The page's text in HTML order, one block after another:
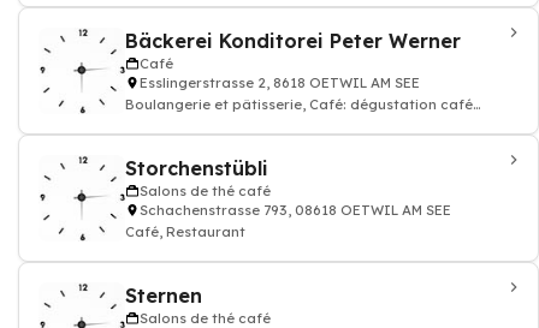
Bäckerei Konditorei Peter Werner
Café
Esslingerstrasse 2, 8618 OETWIL AM SEE
Boulangerie et pâtisserie, Café: dégustation café
Storchenstübli
Salons de thé café
Schachenstrasse 793, 08618 OETWIL AM SEE
Café, Restaurant
Sternen
Salons de thé café